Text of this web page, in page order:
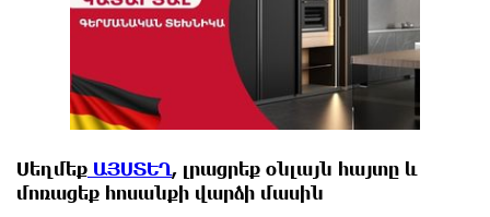
Սեղմեք ԱՅՍՏԵՂ, լրացրեք օնլայն հայտը և
մոռացեք հոսանքի վարձի մասին